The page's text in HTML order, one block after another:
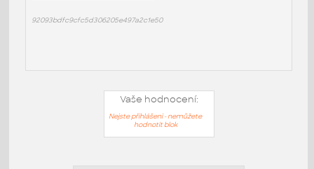
92093bdfc9cfc5d306205e497a2c1e50
Vaše hodnocení:
Nejste přihlášeni - nemůžete
hodnotit blok